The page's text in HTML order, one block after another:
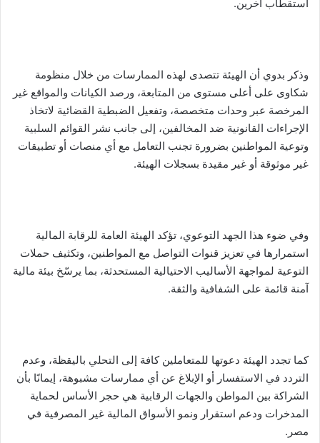
استقطاب آخرين.
وذكر بدوي أن الهيئة تتصدى لهذه الممارسات من خلال منظومة
شكاوى على أعلى مستوى من المتابعة، ورصد الكيانات والمواقع غير
المرخصة عبر وحدات متخصصة، وتفعيل الضبطية القضائية لاتخاذ
الإجراءات القانونية ضد المخالفين، إلى جانب نشر القوائم السلبية
وتوعية المواطنين بضرورة تجنب التعامل مع أي منصات أو تطبيقات
غير موثوقة أو غير مقيدة بسجلات الهيئة.
وفي ضوء هذا الجهد التوعوي، تؤكد الهيئة العامة للرقابة المالية
استمرارها في تعزيز قنوات التواصل مع المواطنين، وتكثيف حملات
التوعية لمواجهة الأساليب الاحتيالية المستحدثة، بما يرسّخ بيئة مالية
آمنة قائمة على الشفافية والثقة.
كما تجدد الهيئة دعوتها للمتعاملين كافة إلى التحلي باليقظة، وعدم
التردد في الاستفسار أو الإبلاغ عن أي ممارسات مشبوهة، إيمانًا بأن
الشراكة بين المواطن والجهات الرقابية هي حجر الأساس لحماية
المدخرات ودعم استقرار ونمو الأسواق المالية غير المصرفية في
مصر.